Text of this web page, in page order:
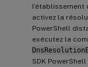
l’établissement
activez la
PowerShell
exécutez la
SDK